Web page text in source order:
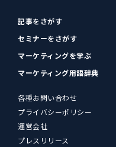
記事をさがす
セミナーをさがす
マーケティングを学ぶ
マーケティング用語辞典
各種お問い合わせ
プライバシーポリシー
運営会社
プレスリリース